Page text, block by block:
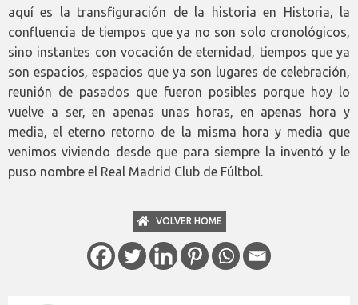
aquí es la transfiguración de la historia en Historia, la
confluencia de tiempos que ya no son solo cronológicos,
sino instantes con vocación de eternidad, tiempos que ya
son espacios, espacios que ya son lugares de celebración,
reunión de pasados que fueron posibles porque hoy lo
vuelve a ser, en apenas unas horas, en apenas hora y
media, el eterno retorno de la misma hora y media que
venimos viviendo desde que para siempre la inventó y le
puso nombre el Real Madrid Club de Fúltbol.
VOLVER HOME